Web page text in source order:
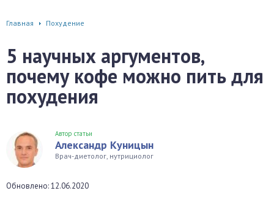
Главная Похудение
5 научных аргументов,
почему кофе можно пить для
похудения
Автор статьи
Александр Куницын
Врач-диетолог, нутрициолог
Обновлено: 12.06.2020
ЖКТ
система
система